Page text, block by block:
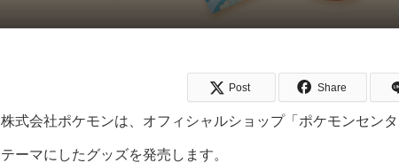
Post Share
株式会社ポケモンは、オフィシャルショップ「ポケモンセン
テーマにしたグッズを発売します。